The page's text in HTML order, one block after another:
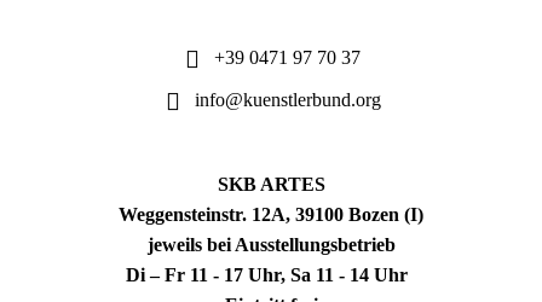
+39 0471 97 70 37
info@kuenstlerbund.org
SKB ARTES
Weggensteinstr. 12A, 39100 Bozen (I)
jeweils bei Ausstellungsbetrieb
Di – Fr 11 - 17 Uhr, Sa 11 - 14 Uhr